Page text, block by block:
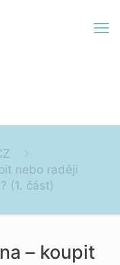
nebo raději
(1. část)
– koupit